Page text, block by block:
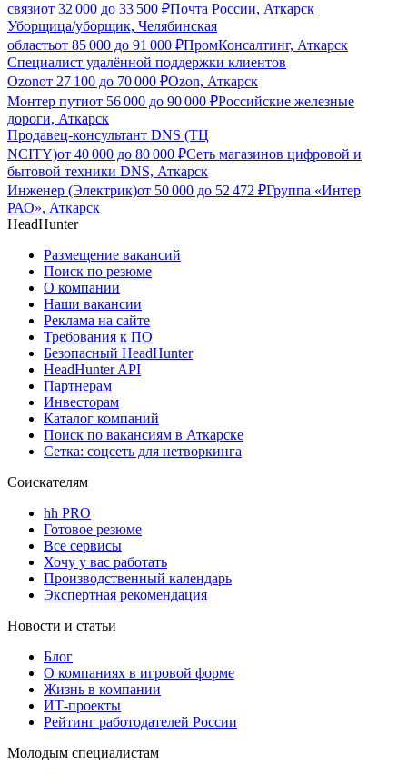
связиот 32 000 до 33 500 ₽Почта России, Аткарск
Уборщица/уборщик, Челябинская
областьот 85 000 до 91 000 ₽ПромКонсалтинг, Аткарск
Специалист удалённой поддержки клиентов
Ozonот 27 100 до 70 000 ₽Ozon, Аткарск
Монтер путиот 56 000 до 90 000 ₽Российские железные
дороги, Аткарск
Продавец-консультант DNS (ТЦ
NCITY)от 40 000 до 80 000 ₽Сеть магазинов цифровой и
бытовой техники DNS, Аткарск
Инженер (Электрик)от 50 000 до 52 472 ₽Группа «Интер
РАО», Аткарск
HeadHunter
Размещение вакансий
Поиск по резюме
О компании
Наши вакансии
Реклама на сайте
Требования к ПО
Безопасный HeadHunter
HeadHunter API
Партнерам
Инвесторам
Каталог компаний
Поиск по вакансиям в Аткарске
Сетка: соцсеть для нетворкинга
Соискателям
hh PRO
Готовое резюме
Все сервисы
Хочу у вас работать
Производственный календарь
Экспертная рекомендация
Новости и статьи
Блог
О компаниях в игровой форме
Жизнь в компании
ИТ-проекты
Рейтинг работодателей России
Молодым специалистам